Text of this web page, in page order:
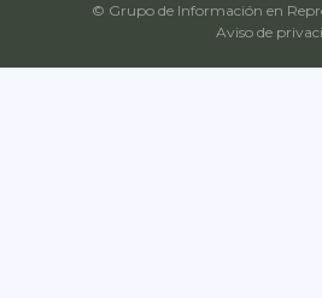
© Grupo de Información en
Aviso de